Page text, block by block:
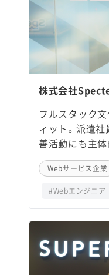
株式会社
フルスタック
ィット。派遣
善活動にも主
Webサービス企業
#Webエンジニア